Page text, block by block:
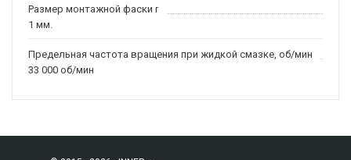
Размер монтажной фаски r
1 мм.
Предельная частота вращения при жидкой смазке, об/мин
33 000 об/мин